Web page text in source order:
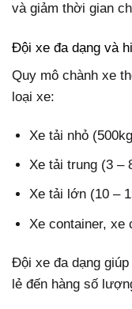
và giảm thời gian
Đội xe đa dạng và
Quy mô chành xe
loại xe:
Xe tải nhỏ
Xe tải trung (3 –
Xe tải lớn (10 –
Xe container, xe
Đội xe đa dạng
lẻ đến hàng số